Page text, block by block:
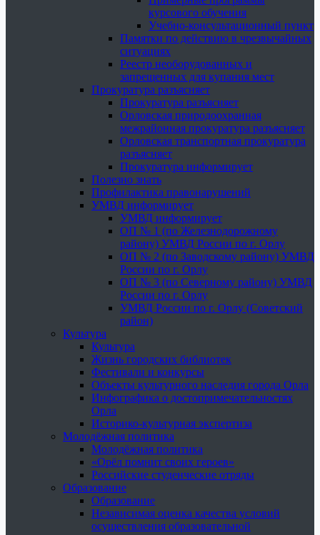
курсового обучения
Учебно-консультационный пункт
Памятки по действию в чрезвычайных
ситуациях
Реестр необорудованных и
запрещенных для купания мест
Прокуратура разъясняет
Прокуратура разъясняет
Орловская природоохранная
межрайонная прокуратура разъясняет
Орловская транспортная прокуратура
разъясняет
Прокуратура информирует
Полезно знать
Профилактика правонарушений
УМВД информирует
УМВД информирует
ОП № 1 (по Железнодорожному
району) УМВД России по г. Орлу
ОП № 2 (по Заводскому району) УМВД
России по г. Орлу
ОП № 3 (по Северному району) УМВД
России по г. Орлу
УМВД России по г. Орлу (Советский
район)
Культура
Культура
Жизнь городских библиотек
Фестивали и конкурсы
Объекты культурного наследия города Орла
Инфографика о достопримечательностях
Орла
Историко-культурная экспертиза
Молодёжная политика
Молодёжная политика
«Орёл помнит своих героев»
Российские студенческие отряды
Образование
Образование
Независимая оценка качества условий
осуществления образовательной